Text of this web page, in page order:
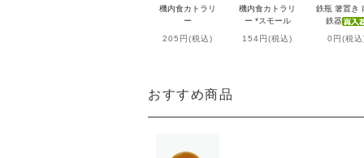
機内食カトラリ
ー
205円(税込)
機内食カトラリ
ー *スモール
154円(税込)
鉄瓶 箸置き
鉄器
0円(税
おすすめ商品